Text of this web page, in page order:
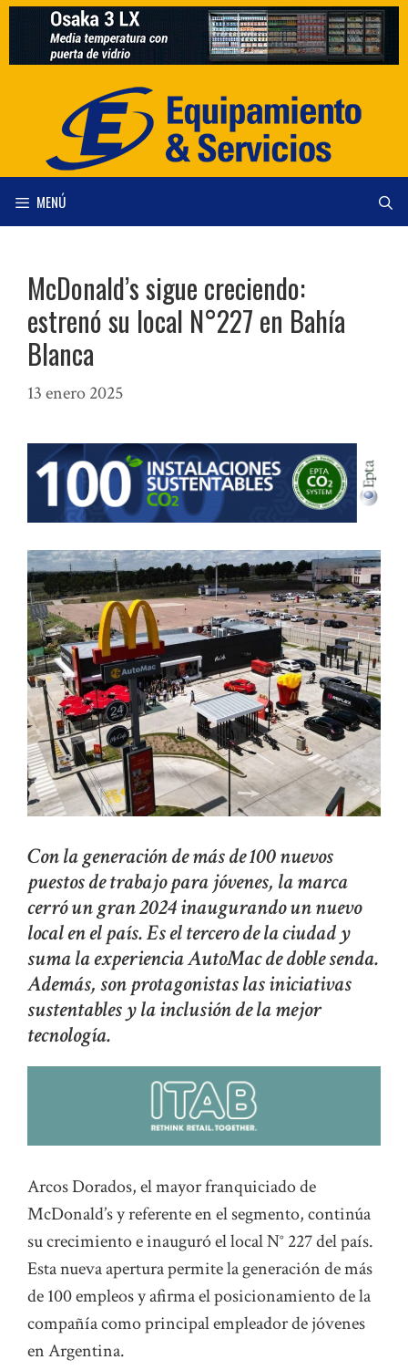
Saltar
contenido
MENÚ
McDonald’s sigue creciendo:
estrenó su local N°227 en Bahía
Blanca
13 enero 2025
Con la generación de más de 100 nuevos
puestos de trabajo para jóvenes, la marca
cerró un gran 2024 inaugurando un nuevo
local en el país. Es el tercero de la ciudad y
suma la experiencia AutoMac de doble senda.
Además, son protagonistas las iniciativas
sustentables y la inclusión de la mejor
tecnología.
Arcos Dorados, el mayor franquiciado de
McDonald’s y referente en el segmento, continúa
su crecimiento e inauguró el local N° 227 del país.
Esta nueva apertura permite la generación de más
de 100 empleos y afirma el posicionamiento de la
compañía como principal empleador de jóvenes
en Argentina.